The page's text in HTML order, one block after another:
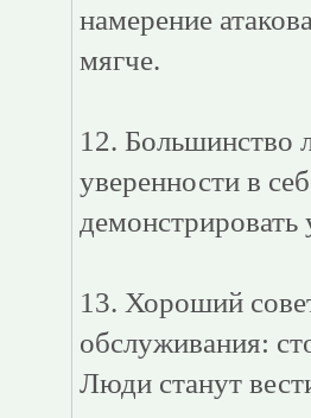
намерение
мягче.
12. Большинство
уверенности в
13. Хороший
обслуживания:
Люди станут